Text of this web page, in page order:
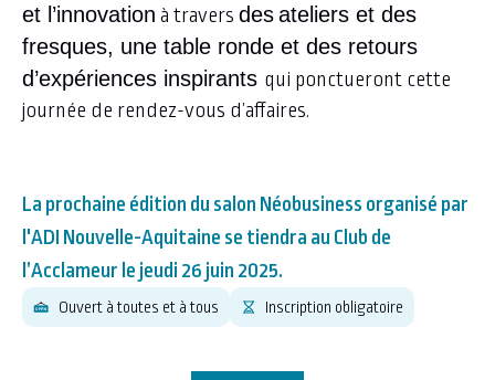
et l’innovation à travers desateliers et des
fresques, une table ronde et des retours
d’expériences inspirants qui ponctueront cette
journée de rendez-vous d’affaires.
La prochaine édition du salon Néobusiness organisé par
l'ADI Nouvelle-Aquitaine se tiendra au Club de
l’Acclameur le jeudi 26 juin 2025.
Ouvert à toutes et à tous Inscription obligatoire